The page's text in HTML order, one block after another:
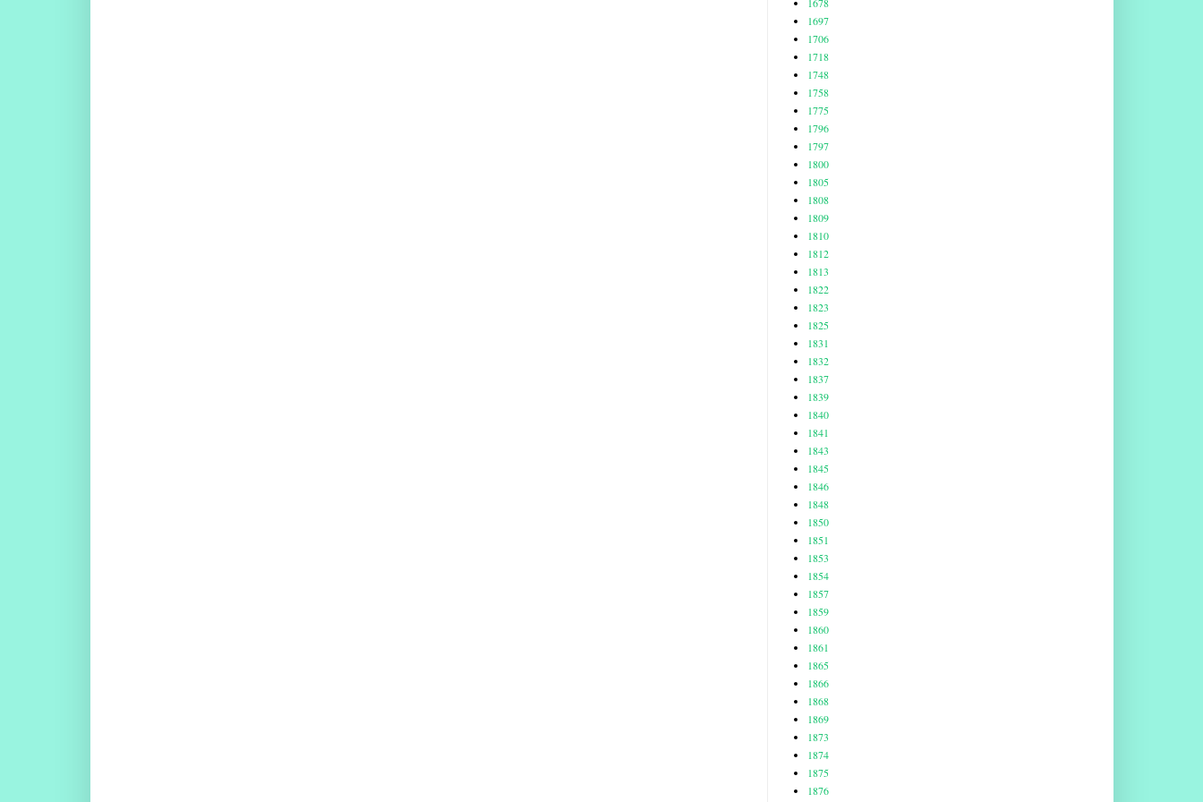
1697
1706
1718
1748
1758
1775
1796
1797
1800
1805
1808
1809
1810
1812
1813
1822
1823
1825
1831
1832
1837
1839
1840
1841
1843
1845
1846
1848
1850
1851
1853
1854
1857
1859
1860
1861
1865
1866
1868
1869
1873
1874
1875
1876